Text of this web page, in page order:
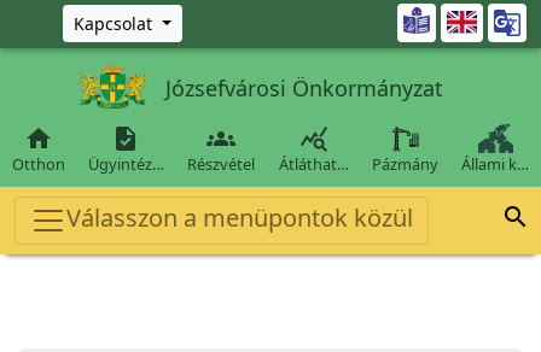
Ugrás a fő tartalomra
Kapcsolat 
Józsefvárosi Önkormányzat

Otthon

Ügyintéz…

Részvétel

Átláthat… Pázmány Állami k…
Válasszon a menüpontok közül 